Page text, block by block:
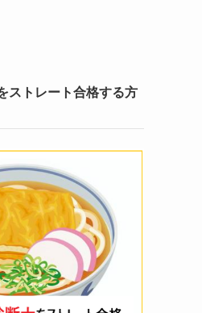
ストレート合格する方